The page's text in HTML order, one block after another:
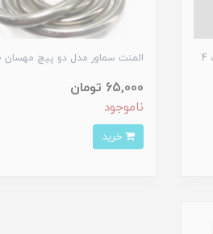
روغن R134 رفرین موتورول رفرین امارات 4
المنت سماور مدل دو پیچ مهسان 1000وات
65,000 تومان
ناموجود